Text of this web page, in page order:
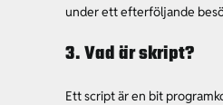
under ett efterföljande
3. Vad är skript?
Ett script är en bit